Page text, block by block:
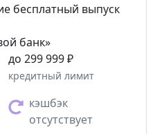
бесплатный выпуск
до 299 999 ₽
кредитный лимит
кэшбэк
отсутствует